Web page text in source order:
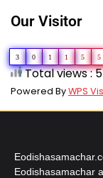
Our Visitor
3 0 1 1 5 5
Total views :
Powered ByWPS
Eodishasamachar